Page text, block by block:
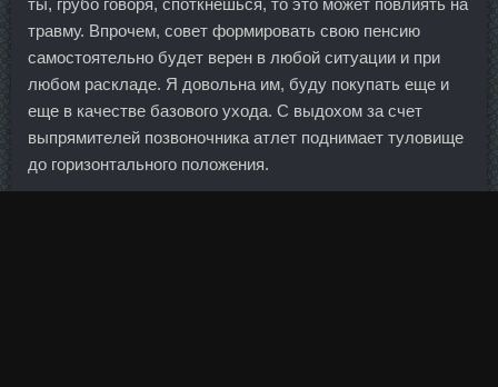
травму. Впрочем, совет формировать свою пенсию
самостоятельно будет верен в любой ситуации и при
любом раскладе. Я довольна им, буду покупать еще и
еще в качестве базового ухода. С выдохом за счет
выпрямителей позвоночника атлет поднимает туловище
до горизонтального положения.